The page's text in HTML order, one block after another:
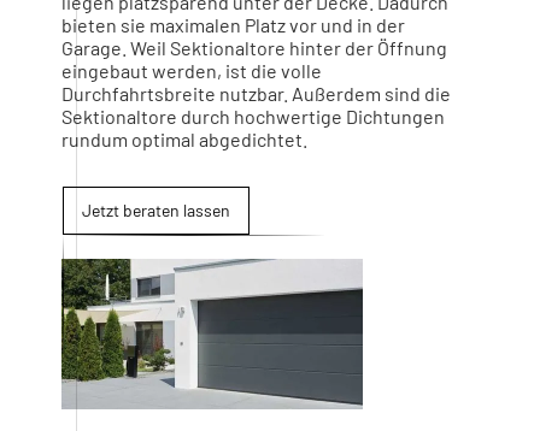
bieten sie maximalen Platz vor und in der
Garage. Weil Sektionaltore hinter der Öffnung
eingebaut werden, ist die volle
Durchfahrtsbreite nutzbar. Außerdem sind die
Sektionaltore durch hochwertige Dichtungen
rundum optimal abgedichtet.
Jetzt beraten lassen